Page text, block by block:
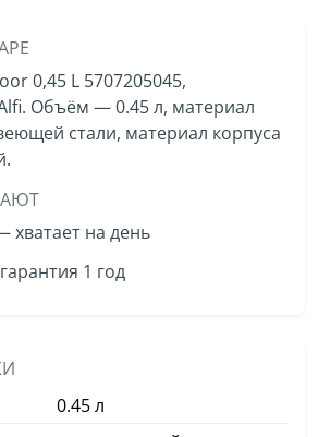
0,45 L 5707205045,
Объём — 0.45 л, материал
стали, материал корпуса
хватает на день
1 год
0.45 л